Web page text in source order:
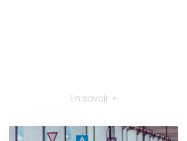
En savoir +